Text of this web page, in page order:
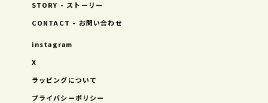
STORY - ストーリー
CONTACT - お問い合わせ
instagram
X
ラッピングについて
プライバシーポリシー